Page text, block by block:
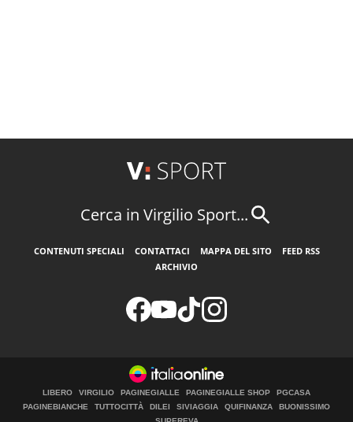
Cerca in Virgilio Sport...
CONTENUTI SPECIALI CONTATTACI MAPPA DEL SITO
FEED RSS
ARCHIVIO
LIBERO VIRGILIO PAGINEGIALLE PAGINEGIALLE SHOP
PGCASA
PAGINEBIANCHE
TUTTOCITTÀ DILEI SIVIAGGIA QUIFINANZA
BUONISSIMO